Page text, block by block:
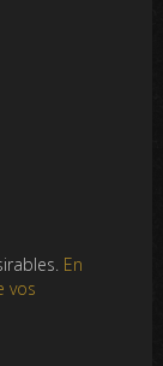
En
vos